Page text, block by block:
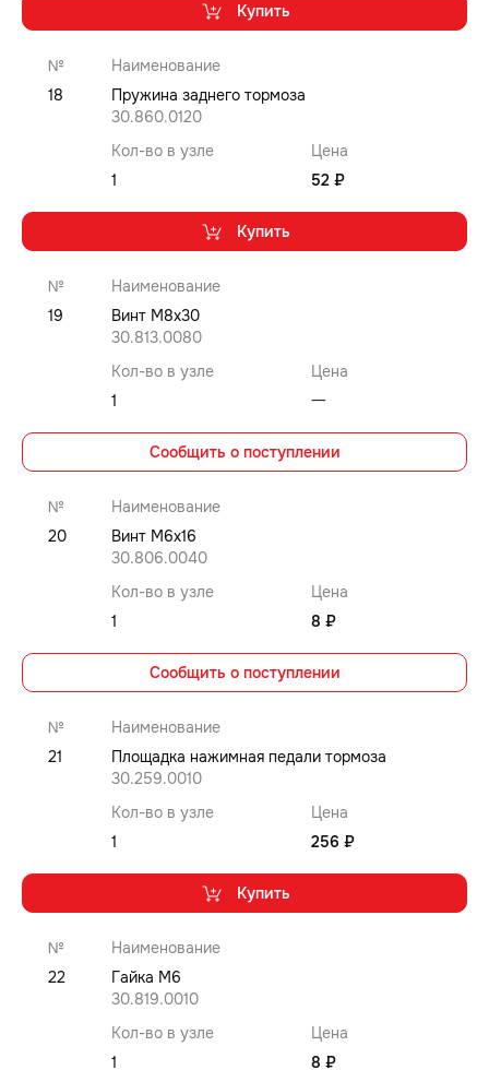
Купить
№
Наименование
18
Пружина заднего тормоза
30.860.0120
Кол-во в узле
Цена
1
52 ₽
Купить
№
Наименование
19
Винт M8x30
30.813.0080
Кол-во в узле
Цена
1
⼀
Сообщить о поступлении
№
Наименование
20
Винт M6x16
30.806.0040
Кол-во в узле
Цена
1
8 ₽
Сообщить о поступлении
№
Наименование
21
Площадка нажимная педали тормоза
30.259.0010
Кол-во в узле
Цена
1
256 ₽
Купить
№
Наименование
22
Гайка M6
30.819.0010
Кол-во в узле
Цена
1
8 ₽